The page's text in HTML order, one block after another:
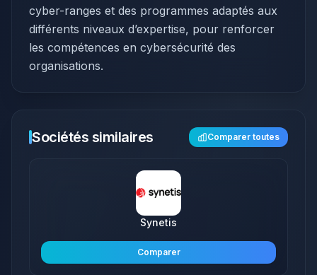
cyber-ranges et des programmes adaptés aux
différents niveaux d’expertise, pour renforcer
les compétences en cybersécurité des
organisations.
Sociétés similaires Comparer toutes
Synetis
Comparer